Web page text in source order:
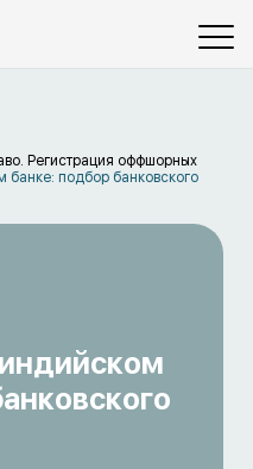
Регистрация оффшорных
банке: подбор банковского